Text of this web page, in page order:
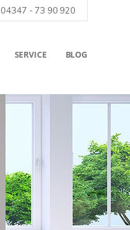
04347 - 73 90 920
SERVICE BLOG